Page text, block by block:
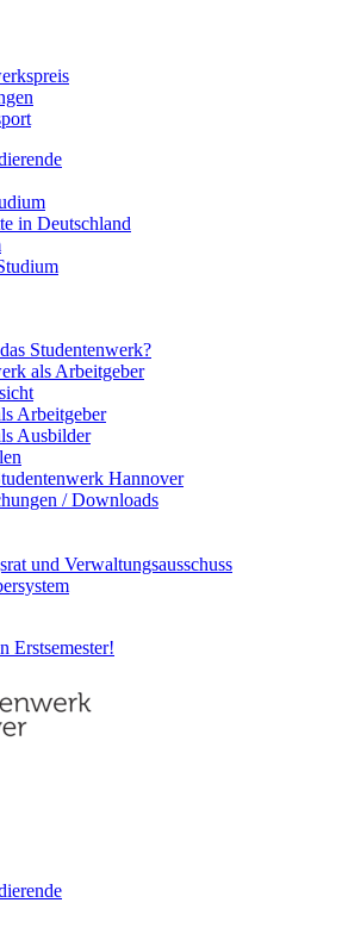
in Deutschland
Studentenwerk?
als Arbeitgeber
Arbeitgeber
Ausbilder
Hannover
/ Downloads
und Verwaltungsausschuss
Erstsemester!